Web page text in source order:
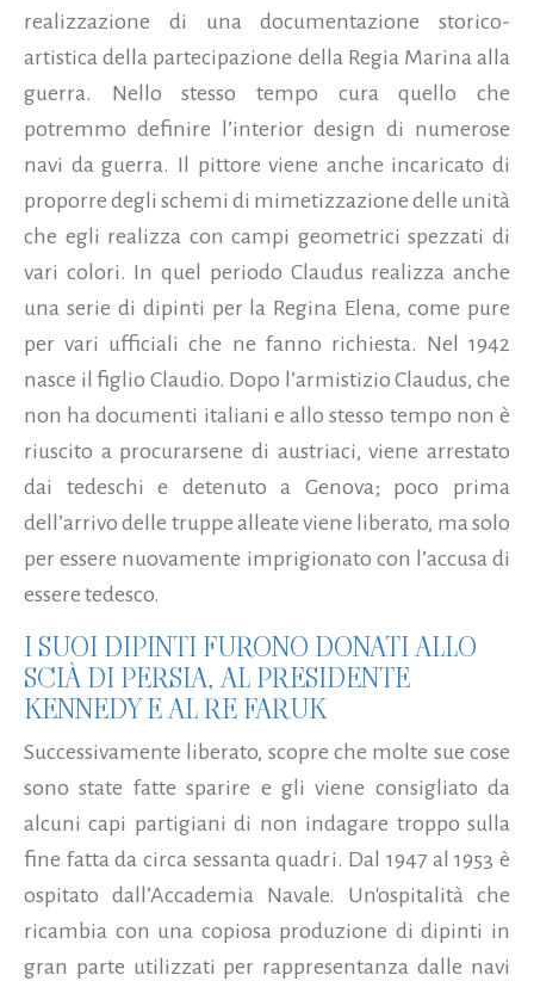
realizzazione di una documentazione storico-
artistica della partecipazione della Regia Marina alla
guerra. Nello stesso tempo cura quello che
potremmo definire l’interior design di numerose
navi da guerra. Il pittore viene anche incaricato di
proporre degli schemi di mimetizzazione delle unità
che egli realizza con campi geometrici spezzati di
vari colori. In quel periodo Claudus realizza anche
una serie di dipinti per la Regina Elena, come pure
per vari ufficiali che ne fanno richiesta. Nel 1942
nasce il figlio Claudio. Dopo l’armistizio Claudus, che
non ha documenti italiani e allo stesso tempo non è
riuscito a procurarsene di austriaci, viene arrestato
dai tedeschi e detenuto a Genova; poco prima
dell’arrivo delle truppe alleate viene liberato, ma solo
per essere nuovamente imprigionato con l’accusa di
essere tedesco.
I SUOI DIPINTI FURONO DONATI ALLO
SCIÀ DI PERSIA, AL PRESIDENTE
KENNEDY E AL RE FARUK
Successivamente liberato, scopre che molte sue cose
sono state fatte sparire e gli viene consigliato da
alcuni capi partigiani di non indagare troppo sulla
fine fatta da circa sessanta quadri. Dal 1947 al 1953 è
ospitato dall’Accademia Navale. Un'ospitalità che
ricambia con una copiosa produzione di dipinti in
gran parte utilizzati per rappresentanza dalle navi